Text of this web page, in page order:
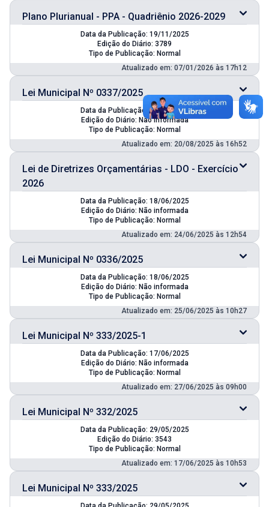
Plano Plurianual - PPA - Quadriênio 2026-2029
Data da Publicação: 19/11/2025
Edição do Diário: 3789
Tipo de Publicação: Normal
Atualizado em: 07/01/2026 às 17h12
Lei Municipal Nº 0337/2025
Data da Publicação: 15/08/2025
Edição do Diário: Não informada
Tipo de Publicação: Normal
Atualizado em: 20/08/2025 às 16h52
Lei de Diretrizes Orçamentárias - LDO - Exercício
2026
Data da Publicação: 18/06/2025
Edição do Diário: Não informada
Tipo de Publicação: Normal
Atualizado em: 24/06/2025 às 12h54
Lei Municipal Nº 0336/2025
Data da Publicação: 18/06/2025
Edição do Diário: Não informada
Tipo de Publicação: Normal
Atualizado em: 25/06/2025 às 10h27
Lei Municipal Nº 333/2025-1
Data da Publicação: 17/06/2025
Edição do Diário: Não informada
Tipo de Publicação: Normal
Atualizado em: 27/06/2025 às 09h00
Lei Municipal Nº 332/2025
Data da Publicação: 29/05/2025
Edição do Diário: 3543
Tipo de Publicação: Normal
Atualizado em: 17/06/2025 às 10h53
Lei Municipal Nº 333/2025